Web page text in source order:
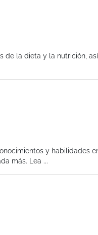
de la dieta y la nutrición,
y habilidades
más. Lea ...